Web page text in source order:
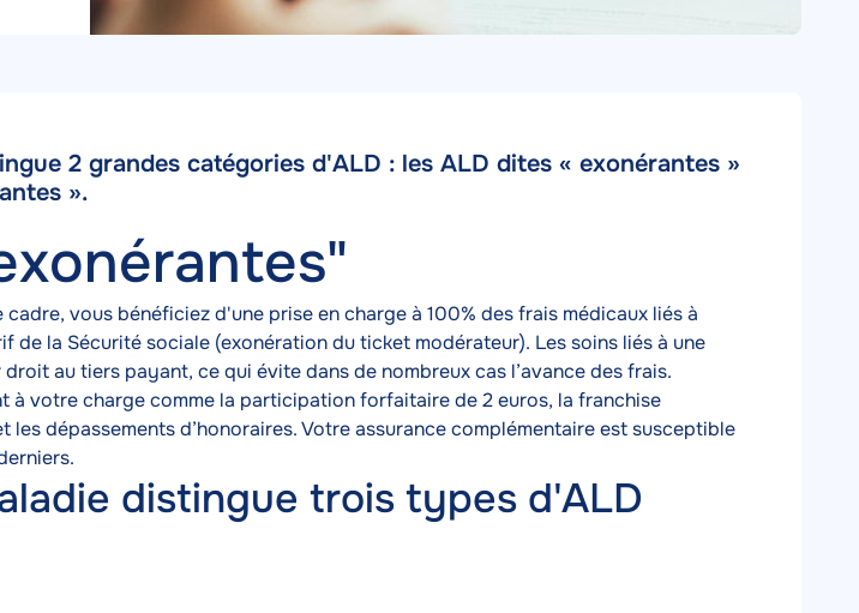
2 grandes catégories d'ALD : les ALD dites « exonérantes »
».
vous bénéficiez d'une prise en charge à 100% des frais médicaux liés à
de la Sécurité sociale (exonération du ticket modérateur). Les soins liés à une
au tiers payant, ce qui évite dans de nombreux cas l’avance des frais.
à votre charge comme la participation forfaitaire de 2 euros, la franchise
dépassements d’honoraires. Votre assurance complémentaire est susceptible
distingue trois types d'ALD